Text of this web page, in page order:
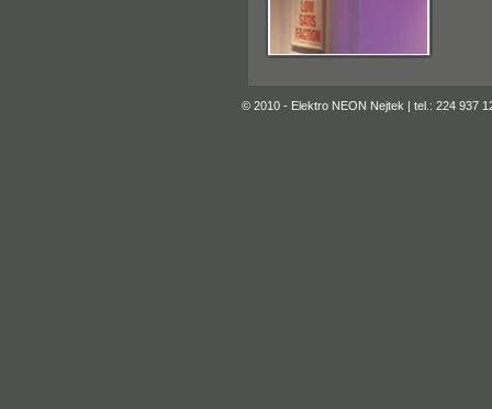
© 2010 - Elektro NEON Nejtek | tel.: 224 937